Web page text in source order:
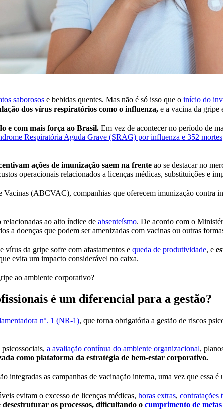
saborosos e bebidas quentes. Mas não é só isso que o início do
dos vírus respiratórios como o influenza, e a vacina da gripe
e com mais força ao Brasil. Em vez de acontecer no período de
Respiratória Aguda Grave (SRAG) por influenza e 352 mortes
ações de imunização saem na frente ao se destacar no
operacionais relacionados a licenças médicas, substituições e
Vacinas (ABCVAC), companhias que oferecem imunização contra
relacionadas ao alto índice de absenteísmo. De acordo com o
a doenças que podem ser amenizadas com vacinas ou outras
vírus da gripe sofre com afastamentos e queda de produtividade, e
evita um impacto considerável no caixa.
ao ambiente corporativo?
é um diferencial para a gestão?
nº. 1 (NR-1), que torna obrigatória a gestão de riscos
a avaliação contínua do ambiente organizacional,
como plataforma da estratégia de bem-estar corporativo.
integradas as campanhas de vacinação interna, uma vez que essa
evitam o excesso de licenças médicas, horas extras, contratações
os processos, dificultando o cumprimento de